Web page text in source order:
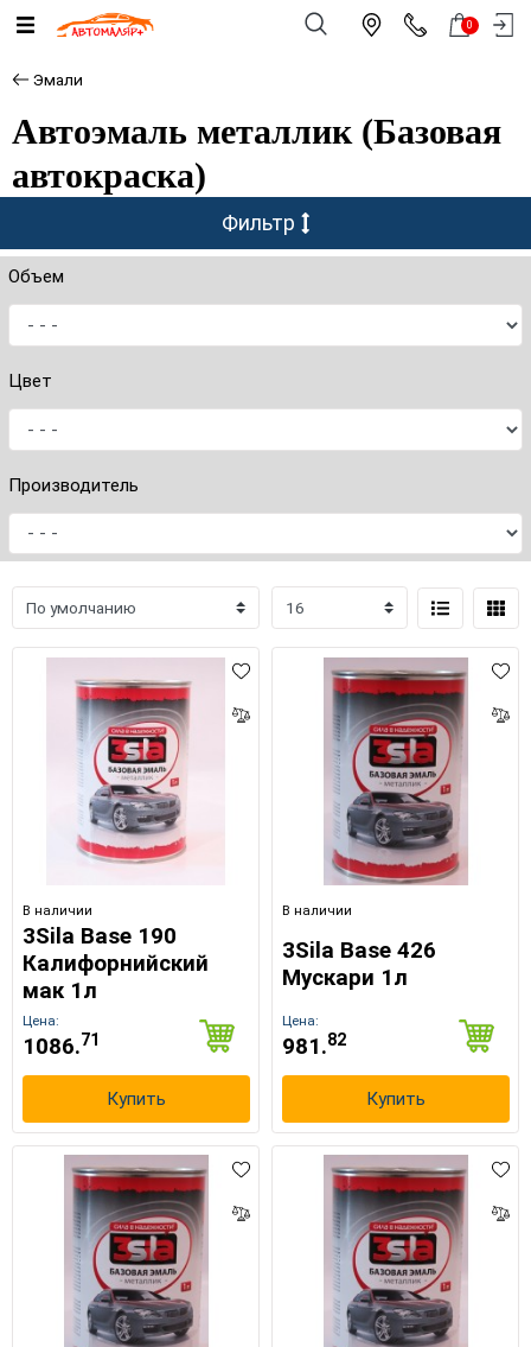
0
Эмали
Автоэмаль металлик (Базовая
автокраска)
Фильтр
Объем
Цвет
Производитель
В наличии
3Sila Base 190
Калифорнийский
мак 1л
Цена:
1086.71
Купить
В наличии
3Sila Base 426
Мускари 1л
Цена:
981.82
Купить